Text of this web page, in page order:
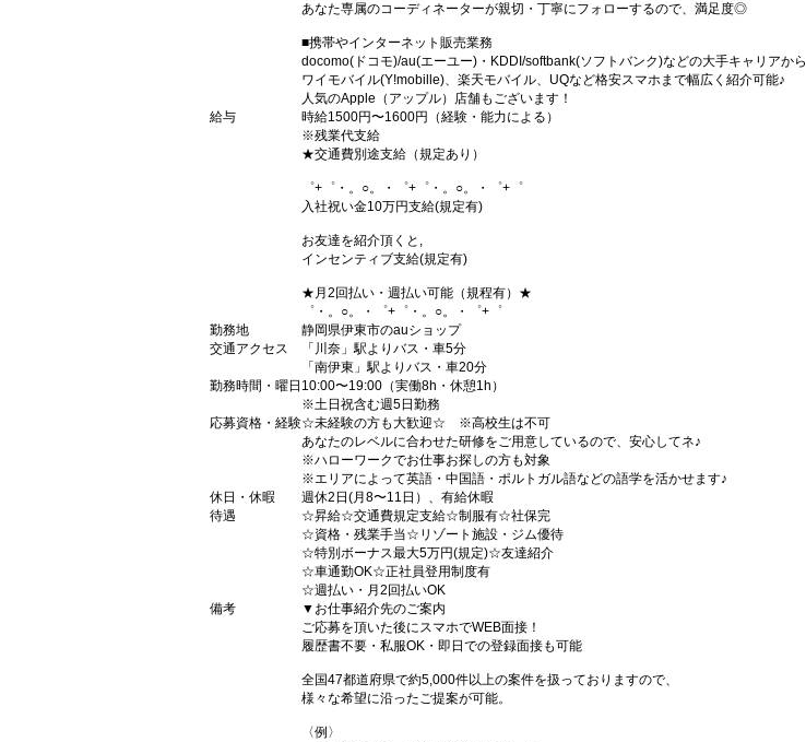
あなた専属のコーディネーターが親切・丁寧にフォローするので、満足度◎
■携帯やインターネット販売業務
docomo(ドコモ)/au(エーユー)・KDDI/softbank(ソフトバンク)などの大手キャリアから
ワイモバイル(Y!mobille)、楽天モバイル、UQなど格安スマホまで幅広く紹介可能♪
人気のApple（アップル）店舗もございます！
給与
時給1500円〜1600円（経験・能力による）
※残業代支給
★交通費別途支給（規定あり）
゜+゜・。○。・゜+゜・。○。・゜+゜
入社祝い金10万円支給(規定有)
お友達を紹介頂くと,
インセンティブ支給(規定有)
★月2回払い・週払い可能（規程有）★
゜・。○。・゜+゜・。○。・゜+゜
勤務地
静岡県伊東市のauショップ
交通アクセス
「川奈」駅よりバス・車5分
「南伊東」駅よりバス・車20分
勤務時間・曜日 10:00〜19:00（実働8h・休憩1h）
※土日祝含む週5日勤務
応募資格・経験☆未経験の方も大歓迎☆ ※高校生は不可
あなたのレベルに合わせた研修をご用意しているので、安心してネ♪
※ハローワークでお仕事お探しの方も対象
※エリアによって英語・中国語・ポルトガル語などの語学を活かせます♪
休日・休暇
週休2日(月8〜11日）、有給休暇
待遇
☆昇給☆交通費規定支給☆制服有☆社保完
☆資格・残業手当☆リゾート施設・ジム優待
☆特別ボーナス最大5万円(規定)☆友達紹介
☆車通勤OK☆正社員登用制度有
☆週払い・月2回払いOK
備考
▼お仕事紹介先のご案内
ご応募を頂いた後にスマホでWEB面接！
履歴書不要・私服OK・即日での登録面接も可能
全国47都道府県で約5,000件以上の案件を扱っておりますので、
様々な希望に沿ったご提案が可能。
〈例〉